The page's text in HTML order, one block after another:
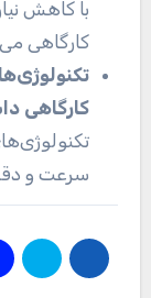
با کاهش
کارگاهی
کارگاهی
سرعت و